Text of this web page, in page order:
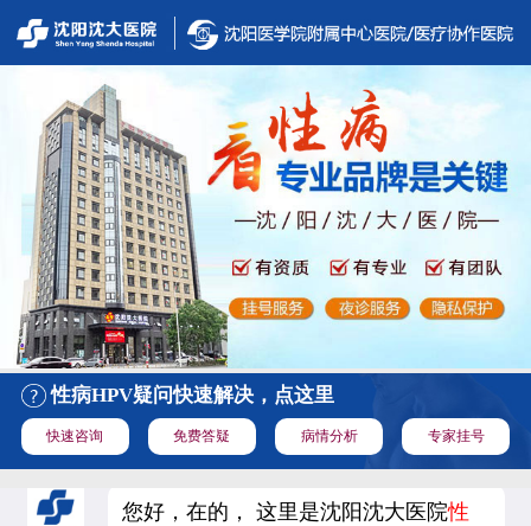
性病HPV疑问快速解决，点这里
快速咨询 免费答疑 病情分析 专家挂号
您好，在的， 这里是沈阳沈大医院性